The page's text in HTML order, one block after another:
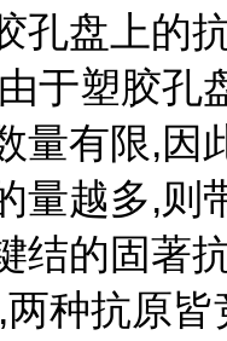
孔盘上的
于塑胶孔
量有限,因
量越多,则
结的固著
种抗原皆